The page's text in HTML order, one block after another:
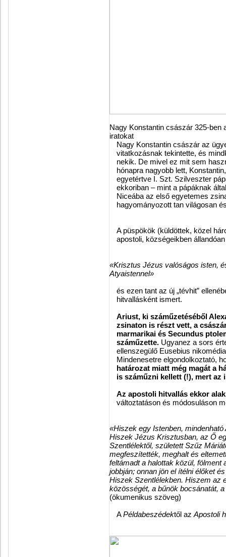
Nagy Konstantin császár 325-ben
iratokat
Nagy Konstantin császár az
vitatkozásnak tekintette, és
nekik. De mivel ez mit sem
hónapra nagyobb lett,
egyetértve I. Szt. Szilveszter
ekkoriban – mint a pápáknak
Niceába az első egyetemes
hagyományozott tan világosan
A püspökök (küldöttek, közel
apostoli, községeikben
«Krisztus Jézus valóságos isten,
Atyaistennel»
és ezen tant az új „tévhit”
hitvallásként ismert.
Ariust, ki száműzetéséből
zsinaton is részt vett, a
marmarikai és Secundus
száműzette. Ugyanez a sors
ellenszegülő Eusebius
Mindenesetre elgondolkoztató,
határozat miatt még magát a
is száműzni kellett (!), mert az
Az apostoli hitvallás ekkor
változtatáson és módosuláson
«Hiszek egy Istenben,
Hiszek Jézus Krisztusban, az Ő
Szentlélektől, született Szűz
megfeszítették, meghalt és
feltámadt a halottak közül, fölment
jobbján; onnan jön el ítélni élőket
Hiszek Szentlélekben. Hiszem az
közösségét, a bűnök bocsánatát,
(ökumenikus szöveg)
APéldabeszédektől az Apostoli